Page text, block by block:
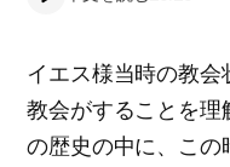
イエス様当時の教
教会がすることを理
の歴史の中に、この